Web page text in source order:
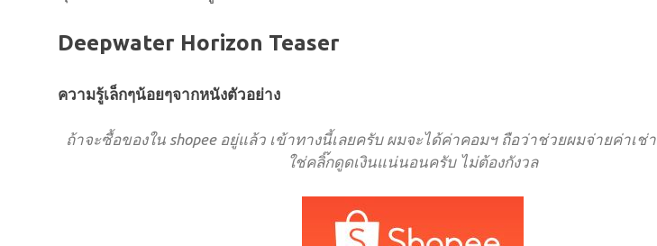
Deepwater Horizon Teaser
ความรู้เล็กๆน้อยๆจากหนังตัวอย่าง
ถ้าจะซื้อของใน shopee อยู่แล้ว เข้าทางนี้เลยครับ ผมจะได้ค่าคอมฯ ถือว่าช่วยผมจ่ายค่าเช่า
ใช่คลิ๊กดูดเงินแน่นอนครับ ไม่ต้องกังวล